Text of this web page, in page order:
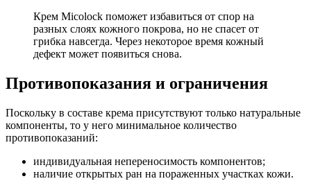
Крем Micolock поможет избавиться от спор на
разных слоях кожного покрова, но не спасет от
грибка навсегда. Через некоторое время кожный
дефект может появиться снова.
Противопоказания и ограничения
Поскольку в составе крема присутствуют только натуральные
компоненты, то у него минимальное количество
противопоказаний:
индивидуальная непереносимость компонентов;
наличие открытых ран на пораженных участках кожи.